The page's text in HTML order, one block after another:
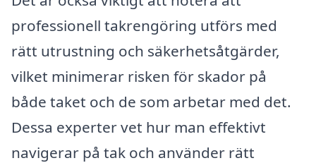
professionell takrengöring utförs med
rätt utrustning och säkerhetsåtgärder,
vilket minimerar risken för skador på
både taket och de som arbetar med det.
Dessa experter vet hur man effektivt
navigerar på tak och använder rätt